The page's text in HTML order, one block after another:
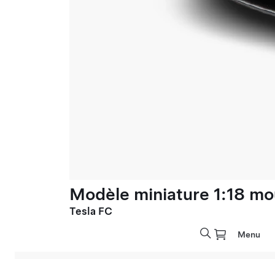
Modèle miniature 1:18
Tesla FC
Menu